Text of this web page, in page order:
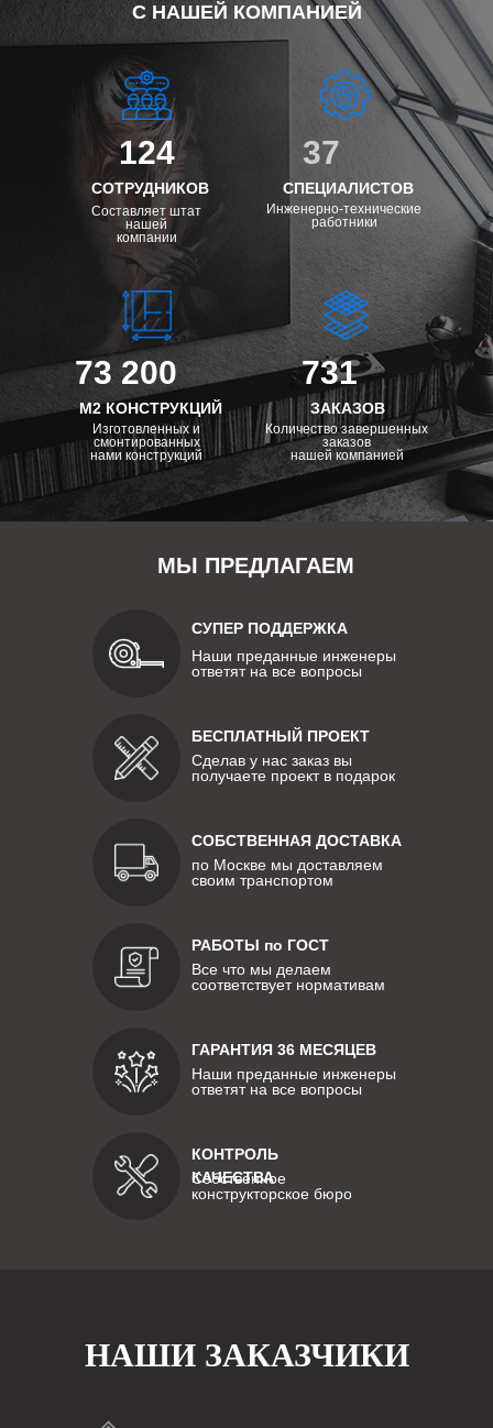
С НАШЕЙ КОМПАНИЕЙ
124
СОТРУДНИКОВ
Составляет штат
нашей
компании
73 200
М2 КОНСТРУКЦИЙ
Изготовленных и
смонтированных
нами конструкций
731
ЗАКАЗОВ
Количество завершенных
заказов
нашей компанией
37
СПЕЦИАЛИСТОВ
Инженерно-технические
работники
МЫ ПРЕДЛАГАЕМ
СУПЕР ПОДДЕРЖКА
Наши преданные инженеры
ответят на все вопросы
БЕСПЛАТНЫЙ ПРОЕКТ
Сделав у нас заказ вы
получаете проект в подарок
СОБСТВЕННАЯ ДОСТАВКА
по Москве мы доставляем
своим транспортом
РАБОТЫ по ГОСТ
Все что мы делаем
соответствует нормативам
КОНТРОЛЬ
КАЧЕСТВА
Собственное
конструкторское бюро
ГАРАНТИЯ 36 МЕСЯЦЕВ
Наши преданные инженеры
ответят на все вопросы
НАШИ ЗАКАЗЧИКИ